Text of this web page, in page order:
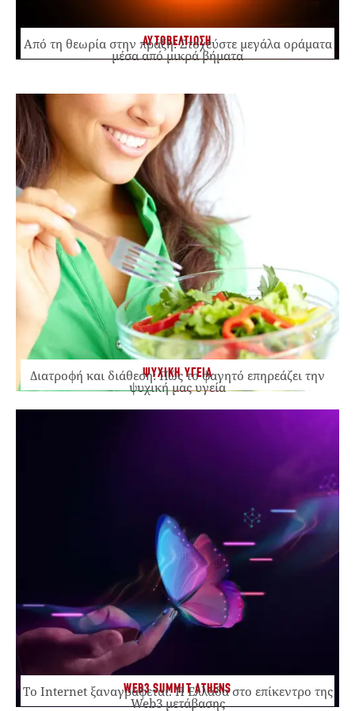
ΑΥΤΟΒΕΛΤΙΩΣΗ
Από τη θεωρία στην πράξη: Στοχεύστε μεγάλα οράματα
μέσα από μικρά βήματα
ΨΥΧΙΚΗ ΥΓΕΙΑ
Διατροφή και διάθεση: Πώς το φαγητό επηρεάζει την
ψυχική μας υγεία
WEB3 SUMMIT ATHENS
Το Internet ξαναγράφεται. Η Ελλάδα στο επίκεντρο της
Web3 μετάβασης